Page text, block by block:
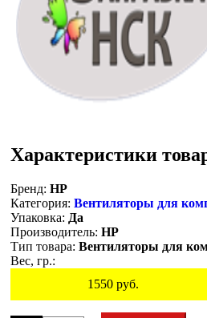
Характеристики
Бренд: HP
Категория: Вентиляторы для
Упаковка: Да
Производитель: HP
Тип товара: Вентиляторы для
Вес, гр.:
1550руб.